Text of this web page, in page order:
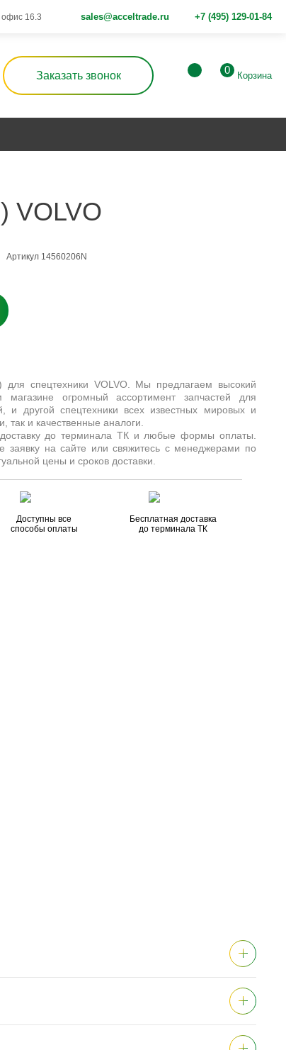
офис 16.3 sales@acceltrade.ru +7 (495) 129-01-84
Заказать звонок 0 Корзина
VOLVO
Артикул 14560206N
спецтехники VOLVO. Мы предлагаем высокий
огромный ассортимент запчастей для
и другой спецтехники всех известных мировых и
так и качественные аналоги.
до терминала ТК и любые формы оплаты.
заявку на сайте или свяжитесь с менеджерами по
цены и сроков доставки.
Доступны все
способы оплаты
Бесплатная доставка
до терминала ТК